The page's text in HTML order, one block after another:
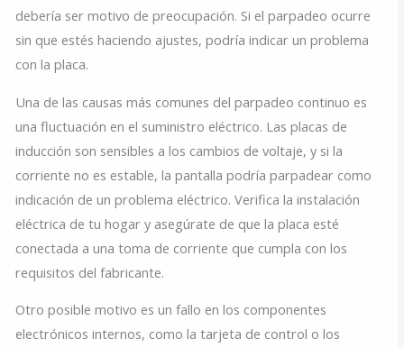
debería ser motivo de preocupación. Si el parpadeo ocurre
sin que estés haciendo ajustes, podría indicar un problema
con la placa.
Una de las causas más comunes del parpadeo continuo es
una fluctuación en el suministro eléctrico. Las placas de
inducción son sensibles a los cambios de voltaje, y si la
corriente no es estable, la pantalla podría parpadear como
indicación de un problema eléctrico. Verifica la instalación
eléctrica de tu hogar y asegúrate de que la placa esté
conectada a una toma de corriente que cumpla con los
requisitos del fabricante.
Otro posible motivo es un fallo en los componentes
electrónicos internos, como la tarjeta de control o los